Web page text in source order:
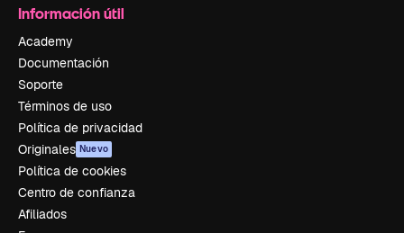
Información útil
Academy
Documentación
Soporte
Términos de uso
Política de privacidad
Originales Nuevo
Política de cookies
Centro de confianza
Afiliados